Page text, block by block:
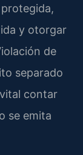
y otorgar
de
separado
contar
se emita